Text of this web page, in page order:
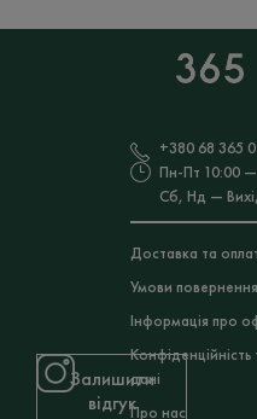
+380 68 365
Пн-Пт 10:00
Сб, Нд —
Доставка та
Умови
Інформація про
Конфіденційність
дані
Про нас
Залишити
відгук